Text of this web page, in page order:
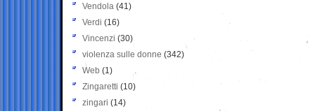
Vendola (41)
Verdi (16)
Vincenzi (30)
violenza sulle donne (342)
Web (1)
Zingaretti (10)
zingari (14)